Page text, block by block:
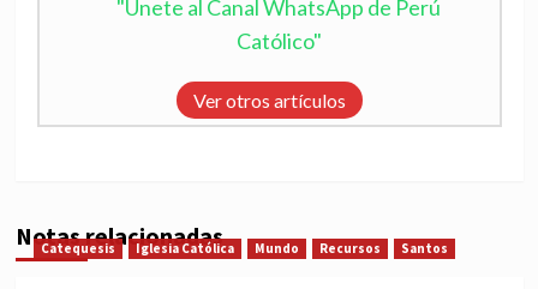
"Únete al Canal WhatsApp de Perú
Católico"
Ver otros artículos
Notas relacionadas
Catequesis Iglesia Católica Mundo Recursos Santos